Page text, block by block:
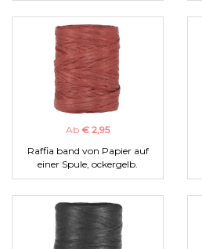
Ab € 2,95
Raffia band von Papier auf
einer Spule, ockergelb.